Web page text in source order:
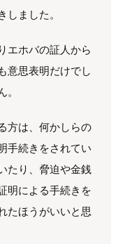
しました。
エホバの証人から
意思表明だけでし
。
方は、何かしらの
手続きをされてい
たり、脅迫や金銭
明による手続きを
たほうがいいと思